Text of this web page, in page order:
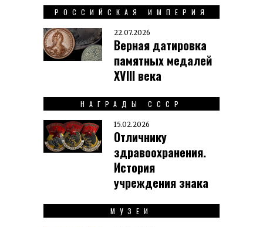
РОССИЙСКАЯ ИМПЕРИЯ
22.07.2026
Верная датировка
памятных медалей
XVIII века
НАГРАДЫ СССР
15.02.2026
Отличнику
здравоохранения.
История
учреждения знака
МУЗЕИ